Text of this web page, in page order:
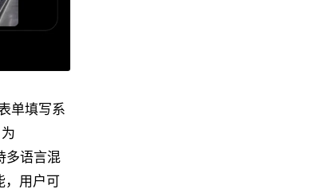
单填写系
多语言混
，用户可